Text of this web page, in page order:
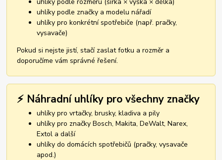
uhlíky podle značky a modelu nářadí
uhlíky pro konkrétní spotřebiče (např. pračky,
vysavače)
Pokud si nejste jistí, stačí zaslat fotku a rozměr a
doporučíme vám správné řešení.
⚡ Náhradní uhlíky pro všechny značky
uhlíky pro vrtačky, brusky, kladiva a pily
uhlíky pro značky Bosch, Makita, DeWalt, Narex,
Extol a další
uhlíky do domácích spotřebičů (pračky, vysavače
apod.)